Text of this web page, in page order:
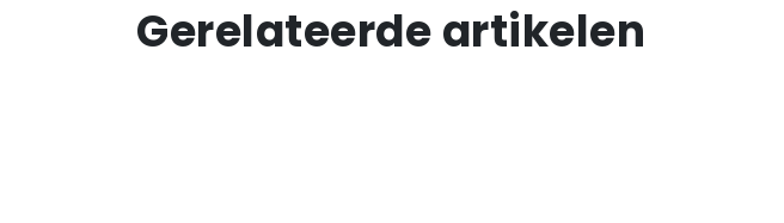
Gerelateerde artikelen